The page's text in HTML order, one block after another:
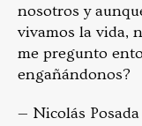
nosotros y
vivamos la vida,
me pregunto
engañándonos?
— Nicolás